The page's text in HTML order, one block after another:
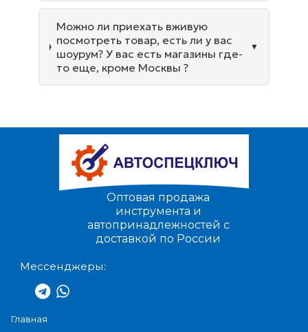
Можно ли приехать вживую
посмотреть товар, есть ли у вас
шоурум? У вас есть магазины где-
то еще, кроме Москвы ?
Оптовая продажа
инструмента и
автопринадлежностей с
доставкой по России
Мессенджеры:
Главная